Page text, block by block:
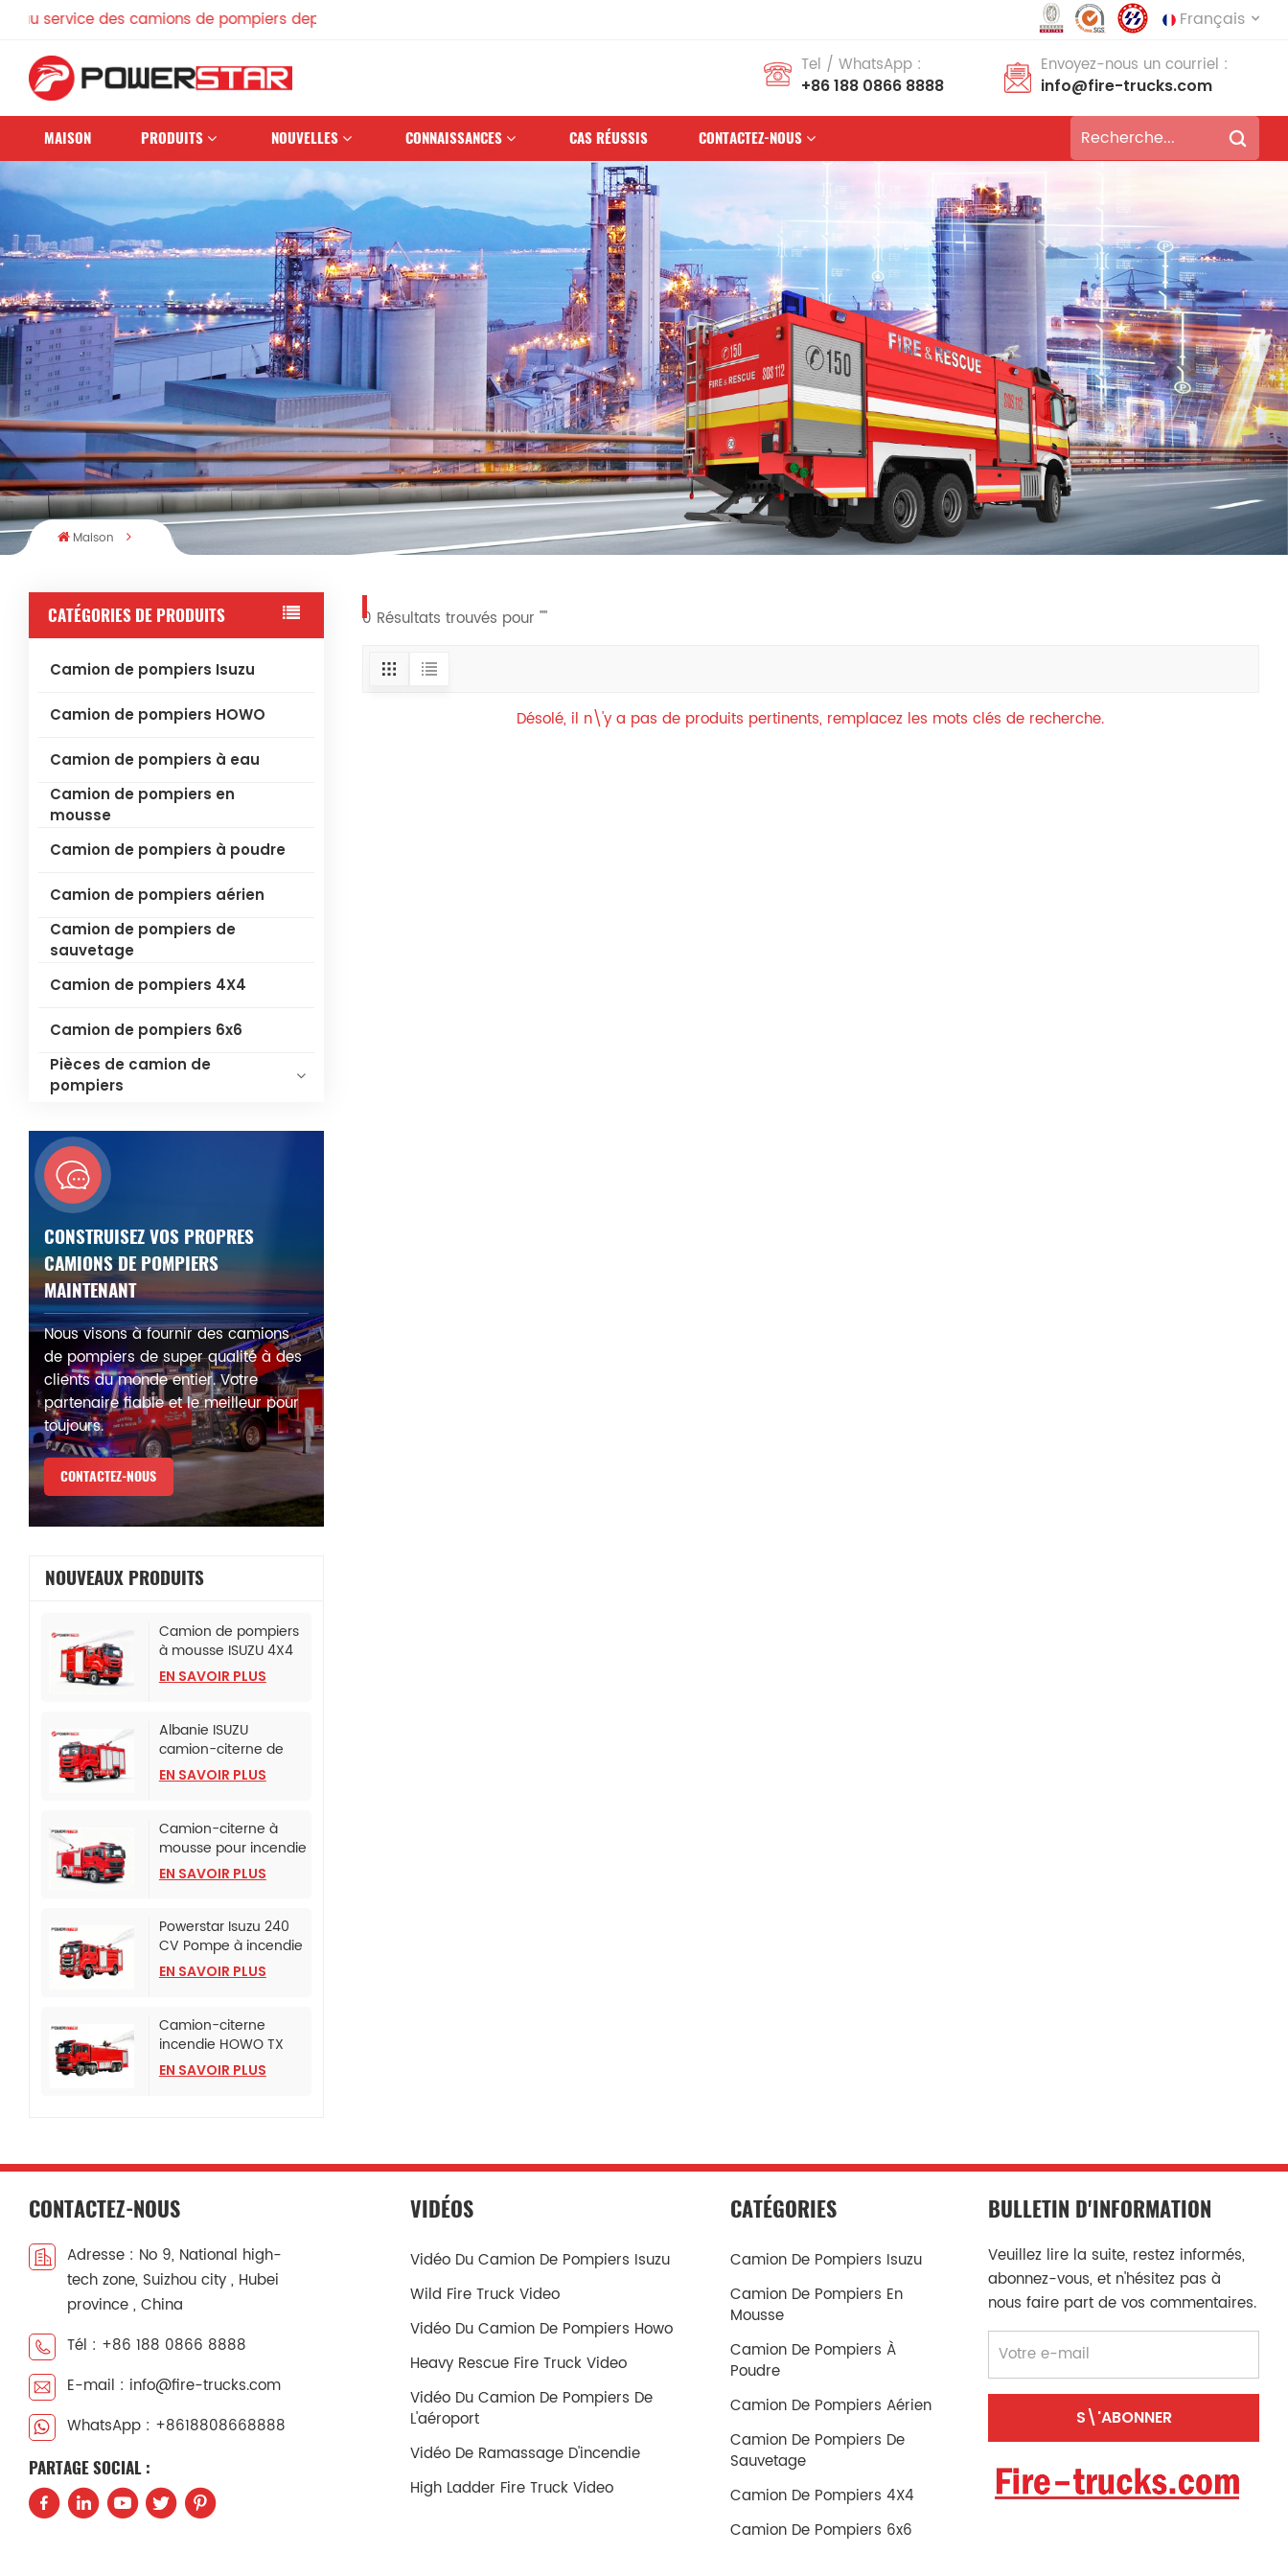
des camions de pompiers depuis 1990 Français
Deutsch
português Nederlands
العربية 日本語
한국의 Türkçe
Melayu ไทย
Tiếng Việt Indonesia
中文 қазақ
Filipino
Tel / WhatsApp :
+86 188 0866 8888
Envoyez-nous un courriel :
info@fire-trucks.com
MAISON PRODUITS NOUVELLES CONNAISSANCES CAS RÉUSSIS CONTACTEZ-NOUS
Maison
CATÉGORIES DE PRODUITS
Camion de pompiers Isuzu
Camion de pompiers HOWO
Camion de pompiers à eau
Camion de pompiers en
mousse
Camion de pompiers à poudre
Camion de pompiers aérien
Camion de pompiers de
sauvetage
Camion de pompiers 4X4
Camion de pompiers 6x6
Pièces de camion de
pompiers
CONSTRUISEZ VOS PROPRES
CAMIONS DE POMPIERS
MAINTENANT
Nous visons à fournir des camions
de pompiers de super qualité à des
clients du monde entier. Votre
partenaire fiable et le meilleur pour
toujours.
CONTACTEZ-NOUS
NOUVEAUX PRODUITS
Camion de pompiers
à mousse ISUZU 4X4
pour bureau de police
EN SAVOIR PLUS
Albanie ISUZU
camion-citerne de
lutte contre l'incendie
à mousse
EN SAVOIR PLUS
Camion-citerne à
mousse pour incendie
monté sur camion
SINOTRUK HOWO TX
EN SAVOIR PLUS
Powerstar Isuzu 240
CV Pompe à incendie
d'urgence
EN SAVOIR PLUS
Camion-citerne
incendie HOWO TX
avec pompe incendie
CB10/120
EN SAVOIR PLUS
0 Résultats trouvés pour ""
Désolé, il n\'y a pas de produits pertinents, remplacez les mots clés de recherche.
CONTACTEZ-NOUS
Adresse : No 9, National high-
tech zone, Suizhou city , Hubei
province , China
Tél : +86 188 0866 8888
E-mail : info@fire-trucks.com
WhatsApp : +8618808668888
PARTAGE SOCIAL :
VIDÉOS
Vidéo Du Camion De Pompiers Isuzu
Wild Fire Truck Video
Vidéo Du Camion De Pompiers Howo
Heavy Rescue Fire Truck Video
Vidéo Du Camion De Pompiers De
L'aéroport
Vidéo De Ramassage D'incendie
High Ladder Fire Truck Video
CATÉGORIES
Camion De Pompiers Isuzu
Camion De Pompiers En
Mousse
Camion De Pompiers À
Poudre
Camion De Pompiers Aérien
Camion De Pompiers De
Sauvetage
Camion De Pompiers 4X4
Camion De Pompiers 6x6
BULLETIN D'INFORMATION
Veuillez lire la suite, restez informés,
abonnez-vous, et n'hésitez pas à
nous faire part de vos commentaires.